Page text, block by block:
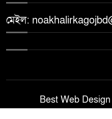
মেইল:
Best Web